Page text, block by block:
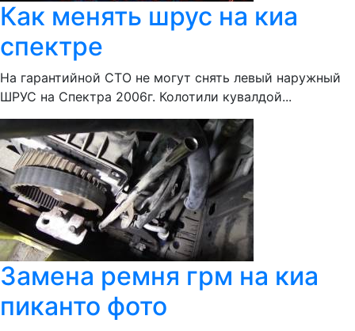
Как менять шрус на киа
спектре
На гарантийной СТО не могут снять левый наружный
ШРУС на Спектра 2006г. Колотили кувалдой...
Замена ремня грм на киа
пиканто фото